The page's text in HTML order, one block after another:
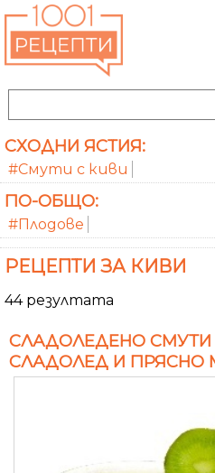
СХОДНИ ЯСТИЯ:
#Смути с киви
ПО-ОБЩО:
#Плодове
РЕЦЕПТИ ЗА КИВИ
44 резултата
СЛАДОЛЕДЕНО
СЛАДОЛЕД И ПРЯСНО